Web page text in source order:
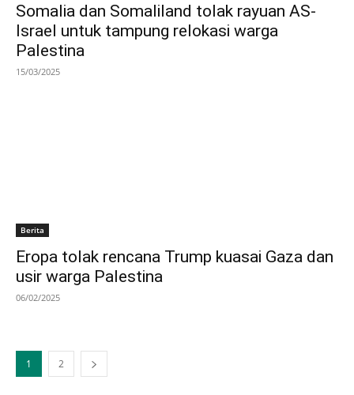
Somalia dan Somaliland tolak rayuan AS-
Israel untuk tampung relokasi warga
Palestina
15/03/2025
Berita
Eropa tolak rencana Trump kuasai Gaza dan
usir warga Palestina
06/02/2025
1 2